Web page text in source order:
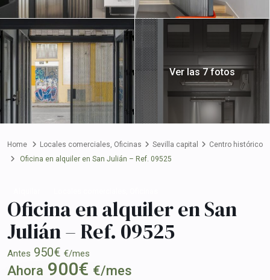
Ver las 7 fotos
Home Locales comerciales, Oficinas Sevilla capital
Centro histórico
Oficina en alquiler en San Julián – Ref. 09525
Oficina en alquiler en San
Julián – Ref. 09525
Antes 950€ €/mes
Ahora 900€ €/mes